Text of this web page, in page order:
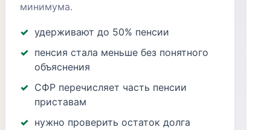
минимума.
удерживают до 50% пенсии
пенсия стала меньше без понятного
объяснения
СФР перечисляет часть пенсии
приставам
нужно проверить остаток долга